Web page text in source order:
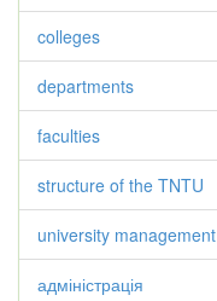
colleges
departments
faculties
structure of the TNTU
university management
адміністрація